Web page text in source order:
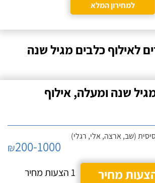
למחירון המלא
לאילוף כלבים מגיל שנה
שנה ומעלה, אילוף
(שב, ארצה, אלי, רגלי)
₪200-1000
מחיר
1 הצעות מחיר